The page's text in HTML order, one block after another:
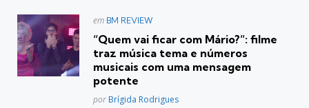
Postado
em BM REVIEW
“Quem vai ficar com Mário?”: filme
traz música tema e números
musicais com uma mensagem
potente
Posted
por Brígida Rodrigues